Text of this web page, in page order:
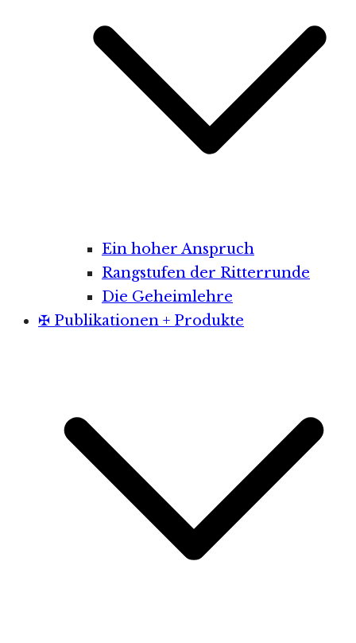
Ein hoher Anspruch
Rangstufen der Ritterrunde
Die Geheimlehre
✠ Publikationen + Produkte